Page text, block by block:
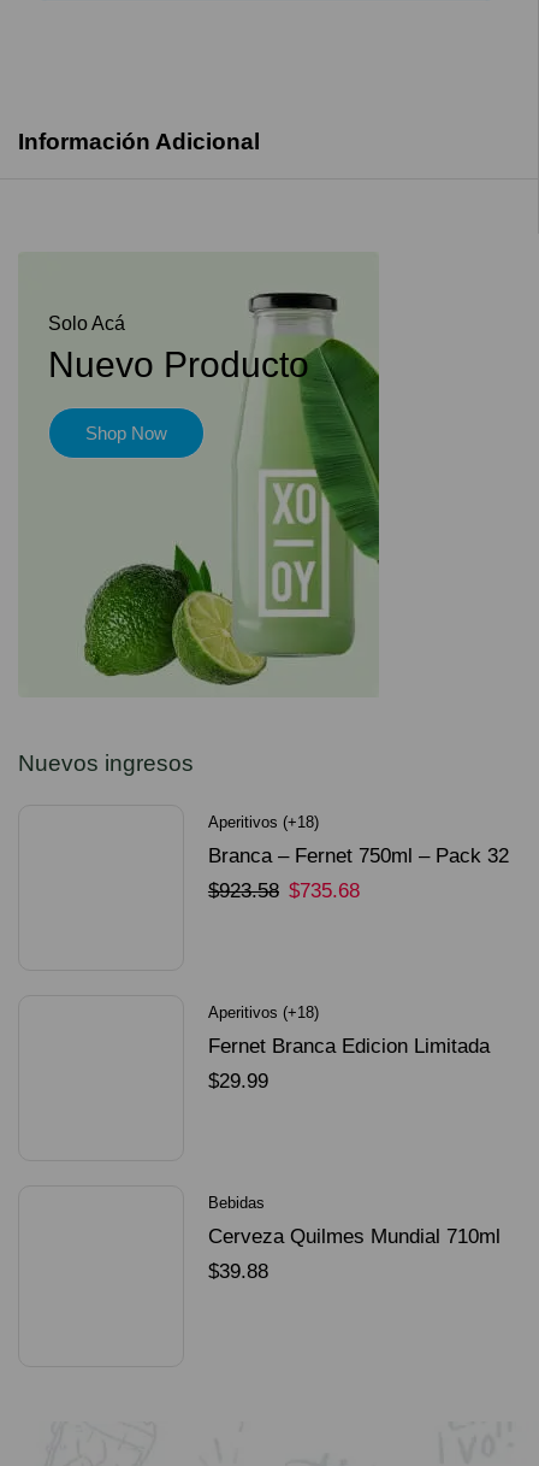
Información Adicional
Solo Acá
Nuevo Producto
Shop Now
Nuevos ingresos
Aperitivos (+18)
Branca – Fernet 750ml – Pack 32
Unidades
$923.58 $735.68
Aperitivos (+18)
Fernet Branca Edicion Limitada
Dorado Mundial
$29.99
Bebidas
Cerveza Quilmes Mundial 710ml
packX4
$39.88